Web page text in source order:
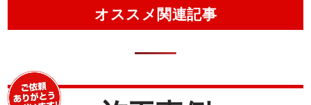
オススメ関連記事